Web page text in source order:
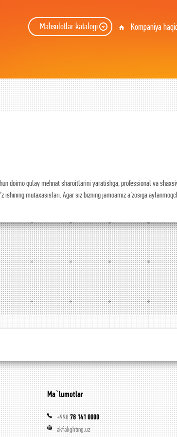
Mahsulotlar katalogi Kompaniya
doimo qulay mehnat sharoitlarini yaratishga, professional va
ishining mutaxasislari. Agar siz bizning jamoamiz a’zosiga
Ma`lumotlar
+99878 141 0000
akfalighting.uz